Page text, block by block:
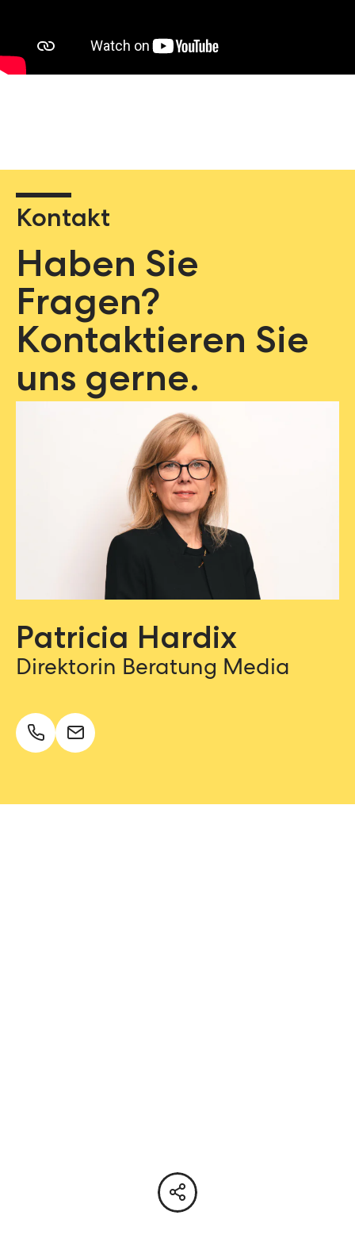
Kontakt
Haben Sie
Fragen?
Kontaktieren Sie
uns gerne.
Patricia Hardix
Direktorin Beratung Media